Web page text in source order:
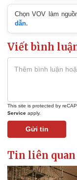
Chọn VOV làm
dẫn.
Viết bình
This site is protected by
Service apply.
Gửi tin
Tin liên quan